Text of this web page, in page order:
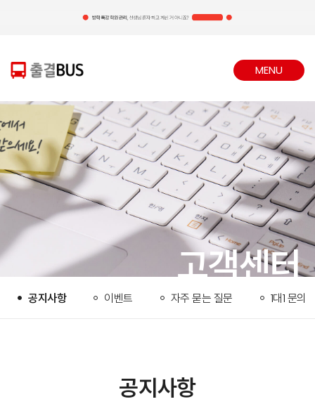
MENU
고객센터
공지사항 이벤트 자주 묻는 질문 1대1 문의
공지사항